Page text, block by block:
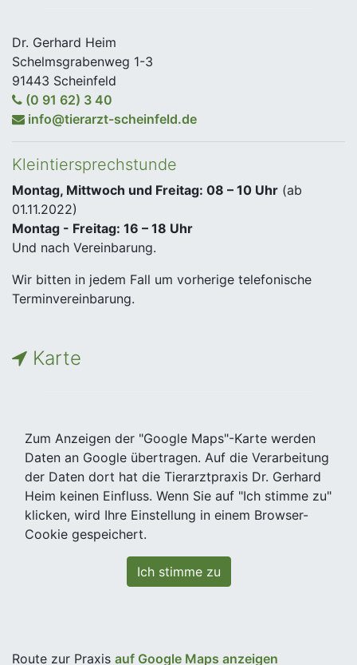
Dr. Gerhard Heim
Schelmsgrabenweg 1-3
91443 Scheinfeld
(0 91 62) 3 40
info@tierarzt-scheinfeld.de
Kleintiersprechstunde
Montag, Mittwoch und Freitag: 08 – 10 Uhr (ab
01.11.2022)
Montag - Freitag: 16 – 18 Uhr
Und nach Vereinbarung.
Wir bitten in jedem Fall um vorherige telefonische
Terminvereinbarung.
Karte
Zum Anzeigen der "Google Maps"-Karte werden
Daten an Google übertragen. Auf die Verarbeitung
der Daten dort hat die Tierarztpraxis Dr. Gerhard
Heim keinen Einfluss. Wenn Sie auf "Ich stimme zu"
klicken, wird Ihre Einstellung in einem Browser-
Cookie gespeichert.
Ich stimme zu
Route zur Praxis auf Google Maps anzeigen